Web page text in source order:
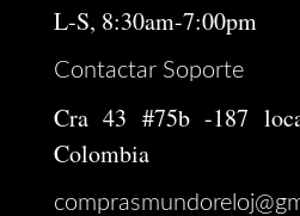
L-S, 8:30am-7:00pm
Contactar Soporte
Cra 43 #75b -187
Colombia